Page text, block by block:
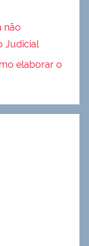
não
Judicial
elaborar o